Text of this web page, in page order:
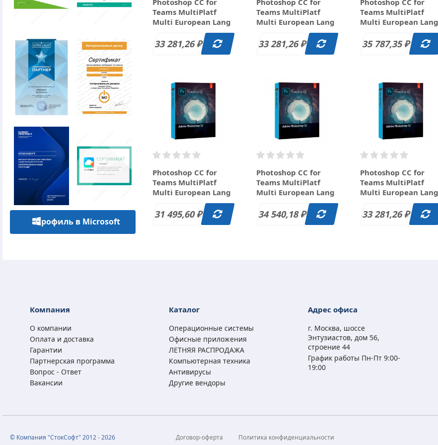
Teams MultiPlatf
Multi European Lang
New Subscr 12 мес L3
(50-99) за 33 281.26
33 281,26₽
Teams MultiPlatf
Multi European Lang
New Subscr 12 мес L4
(100+) за 33 281.26
33 281,26₽
Teams MultiPlatf
Multi European Lang
Renewal Subscr 12
мес L1 (1-9) за 35
787.35 руб.
35 787,35₽
Photoshop CC for
Teams MultiPlatf
Multi European Lang
Renewal Subscr 12
мес L14 (100+) за 31
495.60 руб.
31 495,60₽
Photoshop CC for
Teams MultiPlatf
Multi European Lang
Renewal Subscr 12
мес L2 (10-49) за 34
540.18 руб.
34 540,18₽
Photoshop CC for
Teams MultiPlatf
Multi European Lang
Renewal Subscr 12
мес L3 (50-99) за 33
281.26 руб.
33 281,26₽
Профиль в Microsoft
Компания
О компании
Оплата и доставка
Гарантии
Партнерская программа
Вопрос - Ответ
Вакансии
Каталог
Операционные системы
Офисные приложения
ЛЕТНЯЯ РАСПРОДАЖА
Компьютерная техника
Антивирусы
Другие вендоры
Адрес офиса
г. Москва, шоссе
Энтузиастов, дом 56,
строение 44
График работы Пн-Пт 9:00-
19:00
© Компания "СтокСофт" 2012 - 2026 Договор-оферта Политика конфиденциальности